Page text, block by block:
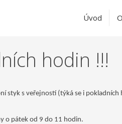
Úvod
hodin !!!
styk s veřejností (týká se i
o pátek od 9 do 11 hodin.